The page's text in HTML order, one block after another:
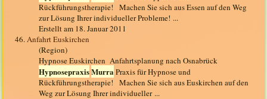
Rückführungstherapie! Machen Sie sich aus Essen auf den Weg
zur Lösung Ihrer individueller Probleme! ...
Erstellt am 18. Januar 2011
46.Anfahrt Euskirchen
(Region)
Hypnose Euskirchen Anfahrtsplanung nach Osnabrück
HypnosepraxisMurraPraxis für Hypnose und
Rückführungstherapie! Machen Sie sich aus Euskirchen auf den
Weg zur Lösung Ihrer individueller ...